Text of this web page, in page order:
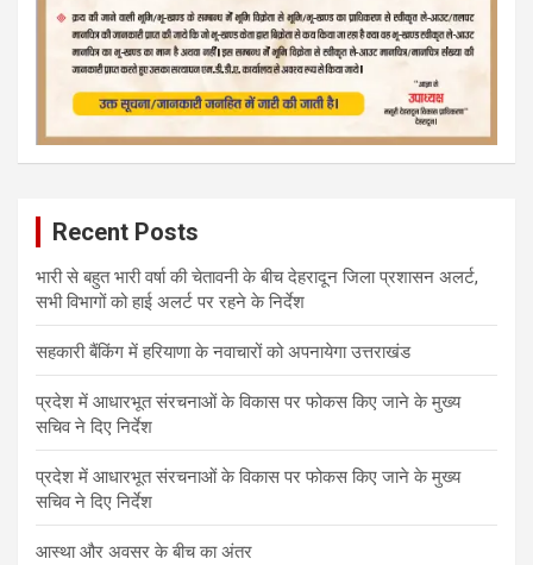
Recent Posts
भारी से बहुत भारी वर्षा की चेतावनी के बीच देहरादून जिला प्रशासन अलर्ट,
सभी विभागों को हाई अलर्ट पर रहने के निर्देश
सहकारी बैंकिंग में हरियाणा के नवाचारों को अपनायेगा उत्तराखंड
प्रदेश में आधारभूत संरचनाओं के विकास पर फोकस किए जाने के मुख्य
सचिव ने दिए निर्देश
प्रदेश में आधारभूत संरचनाओं के विकास पर फोकस किए जाने के मुख्य
सचिव ने दिए निर्देश
आस्था और अवसर के बीच का अंतर